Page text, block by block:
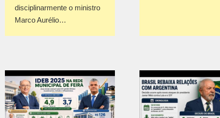
disciplinarmente o ministro
Marco Aurélio…